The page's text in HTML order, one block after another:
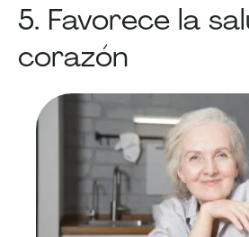
5. Favorece la
corazón